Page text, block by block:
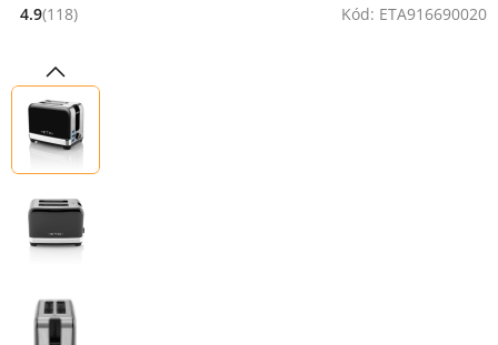
Hodnocení: 4.9 z 5 (118 recenzí)
4.9(118) Kód: ETA916690020